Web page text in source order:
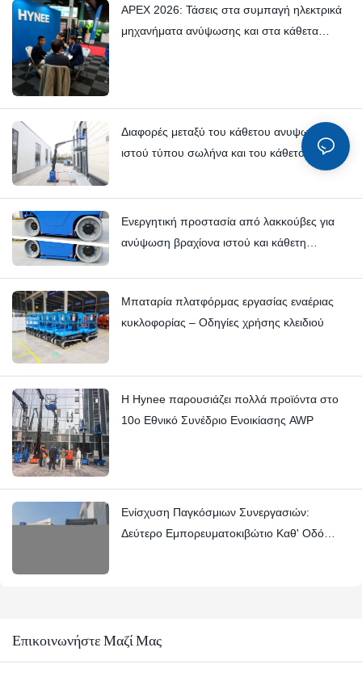
APEX 2026: Τάσεις στα συμπαγή ηλεκτρικά
μηχανήματα ανύψωσης και στα κάθετα
Διαφορές μεταξύ του κάθετου ανυψωτικού
ιστού τύπου σωλήνα και του κάθετου
ανυψωτικού ιστού τύπου περονοφόρου:
Ενεργητική προστασία από λακκούβες για
ανύψωση βραχίονα ιστού και κάθετη
Μπαταρία πλατφόρμας εργασίας εναέριας
κυκλοφορίας – Οδηγίες χρήσης κλειδιού
Η Hynee παρουσιάζει πολλά προϊόντα στο
10ο Εθνικό Συνέδριο Ενοικίασης AWP
Ενίσχυση Παγκόσμιων Συνεργασιών:
Δεύτερο Εμπορευματοκιβώτιο Καθ' Οδό
Επικοινωνήστε Μαζί Μας